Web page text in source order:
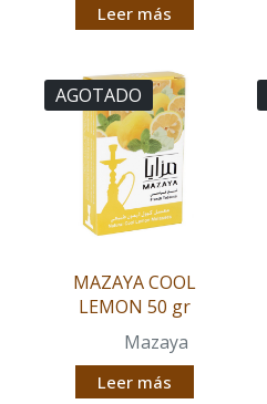
Leer más
AGOTADO
MAZAYA COOL
LEMON 50 gr
Mazaya
Leer más